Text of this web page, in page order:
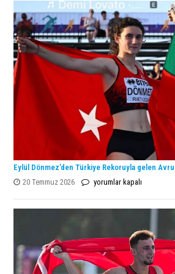
Şampiyonu
Lanlana
Tararudee!
için
Eylül Dönmez’den Türkiye Rekoruyla gelen
20 Temmuz 2026
Eylül
Türkiye
gelen
Avrupa
İkinciliği!
yorumlar kapalı